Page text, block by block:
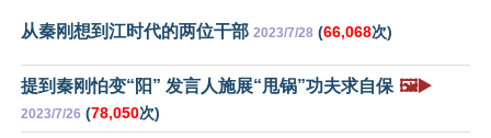
从秦刚想到江时代的两位干部 2023/7/28 (66,068次)
提到秦刚怕变“阳” 发言人施展“甩锅”功夫求自保 🖼️▶️
2023/7/26 (78,050次)